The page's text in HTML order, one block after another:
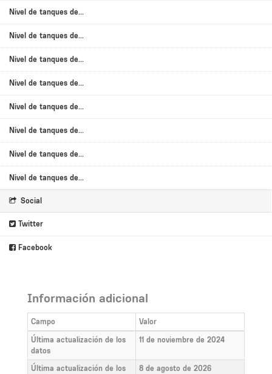
Nivel de tanques de...
Nivel de tanques de...
Nivel de tanques de...
Nivel de tanques de...
Nivel de tanques de...
Nivel de tanques de...
Nivel de tanques de...
Nivel de tanques de...
Social
Twitter
Facebook
Información adicional
Campo
Valor
Última actualización de los
datos
11 de noviembre de 2024
Última actualización de los
8 de agosto de 2026